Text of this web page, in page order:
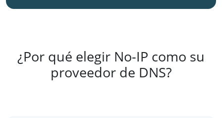
¿Por qué elegir No-IP como su
proveedor de DNS?